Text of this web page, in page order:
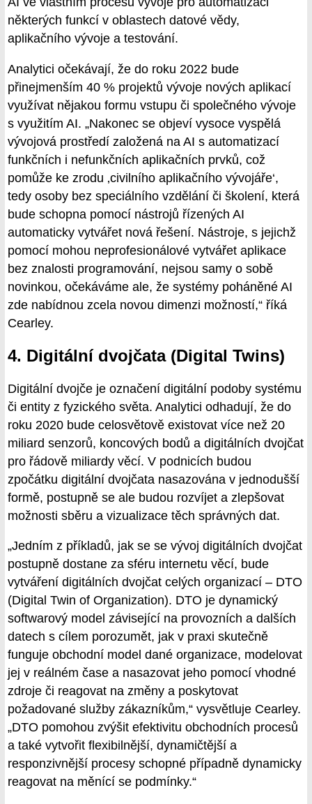
některých funkcí v oblastech datové vědy,
aplikačního vývoje a testování.
Analytici očekávají, že do roku 2022 bude
přinejmenším 40 % projektů vývoje nových aplikací
využívat nějakou formu vstupu či společného vývoje
s využitím AI. „Nakonec se objeví vysoce vyspělá
vývojová prostředí založená na AI s automatizací
funkčních i nefunkčních aplikačních prvků, což
pomůže ke zrodu ‚civilního aplikačního vývojáře‘,
tedy osoby bez speciálního vzdělání či školení, která
bude schopna pomocí nástrojů řízených AI
automaticky vytvářet nová řešení. Nástroje, s jejichž
pomocí mohou neprofesionálové vytvářet aplikace
bez znalosti programování, nejsou samy o sobě
novinkou, očekáváme ale, že systémy poháněné AI
zde nabídnou zcela novou dimenzi možností,“ říká
Cearley.
4. Digitální dvojčata (Digital Twins)
Digitální dvojče je označení digitální podoby systému
či entity z fyzického světa. Analytici odhadují, že do
roku 2020 bude celosvětově existovat více než 20
miliard senzorů, koncových bodů a digitálních dvojčat
pro řádově miliardy věcí. V podnicích budou
zpočátku digitální dvojčata nasazována v jednodušší
formě, postupně se ale budou rozvíjet a zlepšovat
možnosti sběru a vizualizace těch správných dat.
„Jedním z příkladů, jak se se vývoj digitálních dvojčat
postupně dostane za sféru internetu věcí, bude
vytváření digitálních dvojčat celých organizací – DTO
(Digital Twin of Organization). DTO je dynamický
softwarový model závisející na provozních a dalších
datech s cílem porozumět, jak v praxi skutečně
funguje obchodní model dané organizace, modelovat
jej v reálném čase a nasazovat jeho pomocí vhodné
zdroje či reagovat na změny a poskytovat
požadované služby zákazníkům,“ vysvětluje Cearley.
„DTO pomohou zvýšit efektivitu obchodních procesů
a také vytvořit flexibilnější, dynamičtější a
responzivnější procesy schopné případně dynamicky
reagovat na měnící se podmínky.“